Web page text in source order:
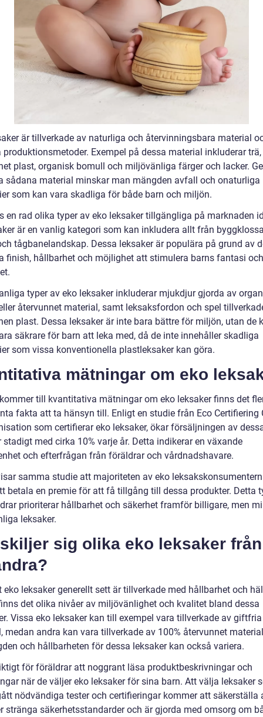
är tillverkade av naturliga och återvinningsbara material
produktionsmetoder. Exempel på dessa material inkluderar trä,
plast, organisk bomull och miljövänliga färger och lacker.
sådana material minskar man mängden avfall och onaturliga
som kan vara skadliga för både barn och miljön.
en rad olika typer av eko leksaker tillgängliga på marknaden
är en vanlig kategori som kan inkludera allt från
tågbanelandskap. Dessa leksaker är populära på grund av
finish, hållbarhet och möjlighet att stimulera barns fantasi och
typer av eko leksaker inkluderar mjukdjur gjorda av
återvunnet material, samt leksaksfordon och spel
plast. Dessa leksaker är inte bara bättre för miljön, utan de
säkrare för barn att leka med, då de inte innehåller skadliga
som vissa konventionella plastleksaker kan göra.
mätningar om eko
till kvantitativa mätningar om eko leksaker finns det
fakta att ta hänsyn till. Enligt en studie från Eco Certifiering
som certifierar eko leksaker, ökar försäljningen av
stadigt med cirka 10% varje år. Detta indikerar en växande
och efterfrågan från föräldrar och vårdnadshavare.
samma studie att majoriteten av eko
betala en premie för att få tillgång till dessa produkter. Detta
prioriterar hållbarhet och säkerhet framför billigare, men
leksaker.
sig olika eko leksaker från
eko leksaker generellt sett är tillverkade med hållbarhet och
det olika nivåer av miljövänlighet och kvalitet bland dessa
Vissa eko leksaker kan till exempel vara tillverkade av giftfria
medan andra kan vara tillverkade av 100% återvunnet
och hållbarheten för dessa leksaker kan också variera.
för föräldrar att noggrant läsa produktbeskrivningar och
när de väljer eko leksaker för sina barn. Att välja leksaker
nödvändiga tester och certifieringar kommer att säkerställa
stränga säkerhetsstandarder och är gjorda med omsorg om